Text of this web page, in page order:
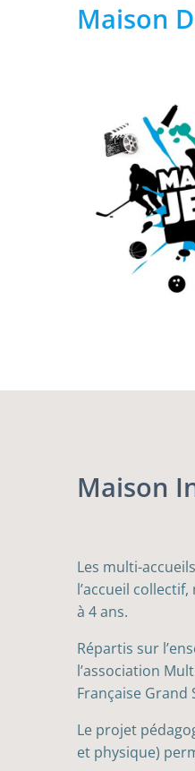
Maison
Maison
Les multi-
l’accueil
à 4 ans.
Répartis sur
l’association
Française Grand
Le projet
et physique)